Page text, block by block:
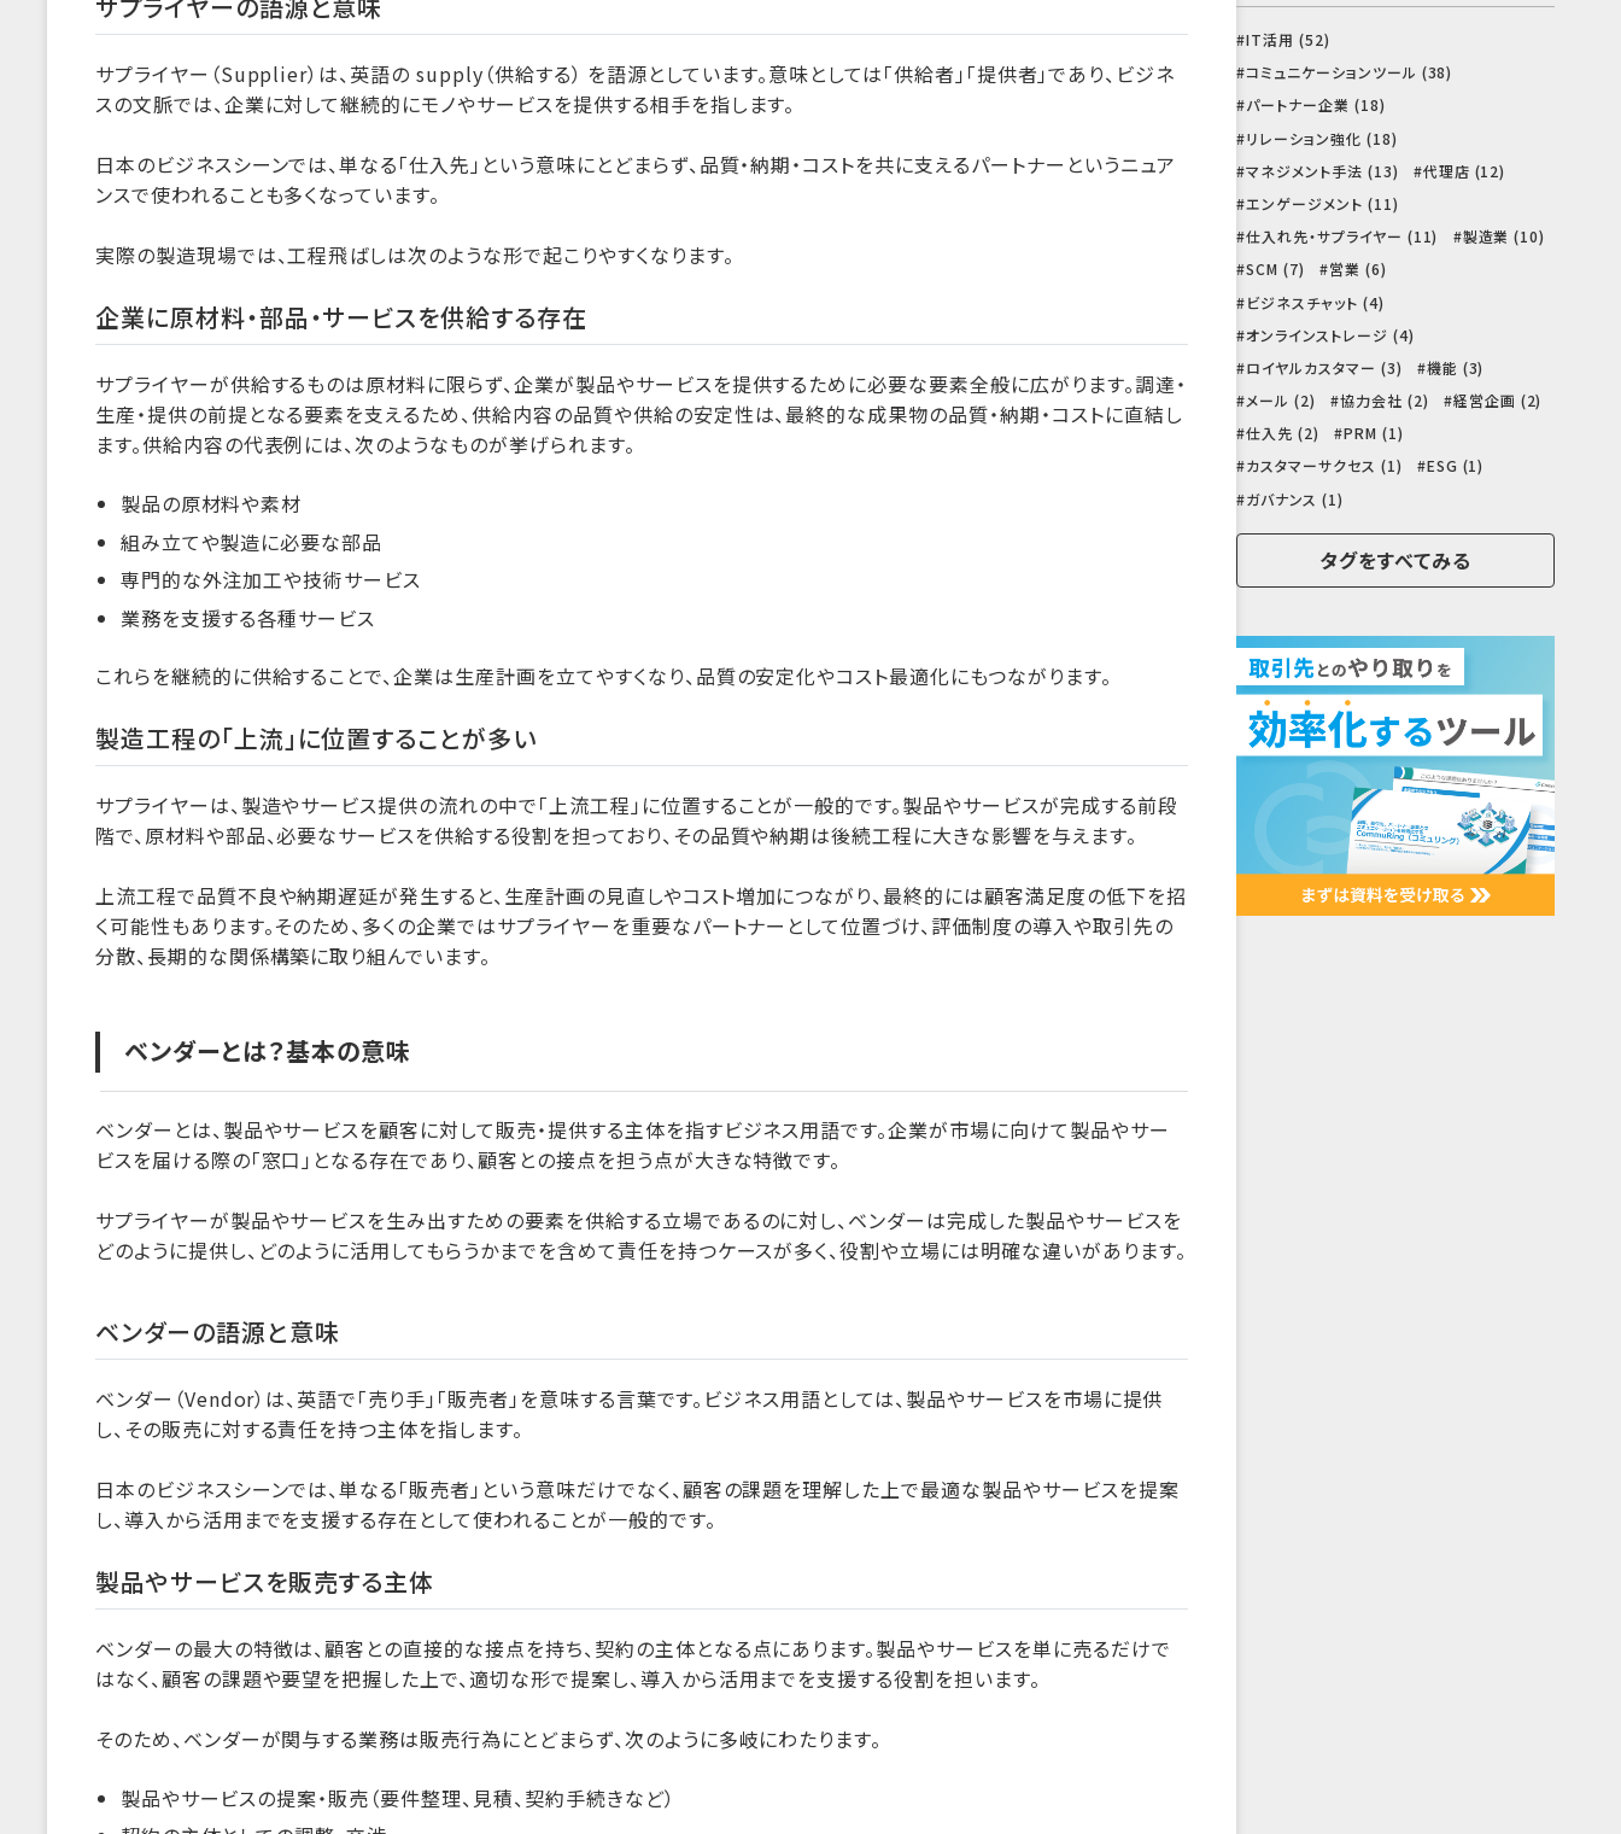
サプライヤー（Supplier）は、英語の supply（供給する） を語源としています。意味としては「供給者」「提供者」であり、ビジネ
スの文脈では、企業に対して継続的にモノやサービスを提供する相手を指します。
日本のビジネスシーンでは、単なる「仕入先」という意味にとどまらず、品質・納期・コストを共に支えるパートナーというニュア
ンスで使われることも多くなっています。
実際の製造現場では、工程飛ばしは次のような形で起こりやすくなります。
企業に原材料・部品・サービスを供給する存在
サプライヤーが供給するものは原材料に限らず、企業が製品やサービスを提供するために必要な要素全般に広がります。調達・
生産・提供の前提となる要素を支えるため、供給内容の品質や供給の安定性は、最終的な成果物の品質・納期・コストに直結し
ます。供給内容の代表例には、次のようなものが挙げられます。
製品の原材料や素材
組み立てや製造に必要な部品
専門的な外注加工や技術サービス
業務を支援する各種サービス
これらを継続的に供給することで、企業は生産計画を立てやすくなり、品質の安定化やコスト最適化にもつながります。
製造工程の「上流」に位置することが多い
サプライヤーは、製造やサービス提供の流れの中で「上流工程」に位置することが一般的です。製品やサービスが完成する前段
階で、原材料や部品、必要なサービスを供給する役割を担っており、その品質や納期は後続工程に大きな影響を与えます。
上流工程で品質不良や納期遅延が発生すると、生産計画の見直しやコスト増加につながり、最終的には顧客満足度の低下を招
く可能性もあります。そのため、多くの企業ではサプライヤーを重要なパートナーとして位置づけ、評価制度の導入や取引先の
分散、長期的な関係構築に取り組んでいます。
ベンダーとは？基本の意味
ベンダーとは、製品やサービスを顧客に対して販売・提供する主体を指すビジネス用語です。企業が市場に向けて製品やサー
ビスを届ける際の「窓口」となる存在であり、顧客との接点を担う点が大きな特徴です。
サプライヤーが製品やサービスを生み出すための要素を供給する立場であるのに対し、ベンダーは完成した製品やサービスを
どのように提供し、どのように活用してもらうかまでを含めて責任を持つケースが多く、役割や立場には明確な違いがあります。
ベンダーの語源と意味
ベンダー（Vendor）は、英語で「売り手」「販売者」を意味する言葉です。ビジネス用語としては、製品やサービスを市場に提供
し、その販売に対する責任を持つ主体を指します。
日本のビジネスシーンでは、単なる「販売者」という意味だけでなく、顧客の課題を理解した上で最適な製品やサービスを提案
し、導入から活用までを支援する存在として使われることが一般的です。
製品やサービスを販売する主体
ベンダーの最大の特徴は、顧客との直接的な接点を持ち、契約の主体となる点にあります。製品やサービスを単に売るだけで
はなく、顧客の課題や要望を把握した上で、適切な形で提案し、導入から活用までを支援する役割を担います。
そのため、ベンダーが関与する業務は販売行為にとどまらず、次のように多岐にわたります。
製品やサービスの提案・販売（要件整理、見積、契約手続きなど）
IT活用 (52)
コミュニケーションツール (38)
パートナー企業 (18)
リレーション強化 (18)
マネジメント手法 (13)
代理店 (12)
エンゲージメント (11)
仕入れ先・サプライヤー (11)
製造業 (10)
SCM (7)
営業 (6)
ビジネスチャット (4)
オンラインストレージ (4)
ロイヤルカスタマー (3)
機能 (3)
メール (2)
協力会社 (2)
経営企画 (2)
仕入先 (2)
PRM (1)
カスタマーサクセス (1)
ESG (1)
ガバナンス (1)
タグをすべてみる